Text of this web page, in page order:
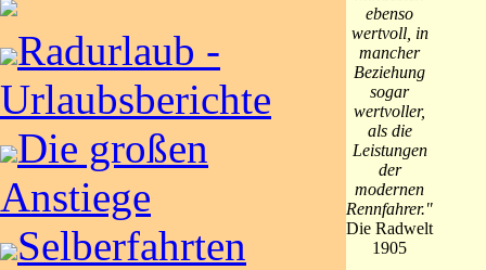
Radurlaub -
Urlaubsberichte
Die großen
Anstiege
Selberfahrten
ebenso
wertvoll, in
mancher
Beziehung
sogar
wertvoller,
als die
Leistungen
der
modernen
Rennfahrer."
Die Radwelt
1905